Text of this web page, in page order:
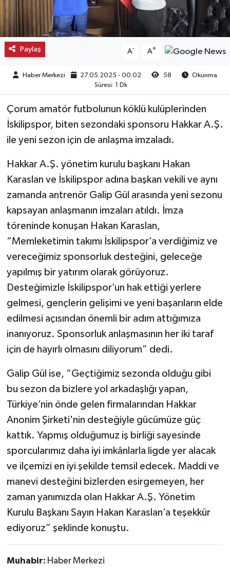
Paylaş A- A+
Haber Merkezi 27.05.2025 - 00:02 58
Okunma
Süresi: 1 Dk
Çorum amatör futbolunun köklü kulüplerinden
İskilipspor, biten sezondaki sponsoru Hakkar A.Ş.
ile yeni sezon için de anlaşma imzaladı.
Hakkar A.Ş. yönetim kurulu başkanı Hakan
Karaslan ve İskilipspor adına başkan vekili ve aynı
zamanda antrenör Galip Gül arasında yeni sezonu
kapsayan anlaşmanın imzaları atıldı. İmza
töreninde konuşan Hakan Karaslan,
“Memleketimin takımı İskilipspor’a verdiğimiz ve
vereceğimiz sponsorluk desteğini, geleceğe
yapılmış bir yatırım olarak görüyoruz.
Desteğimizle İskilipspor’un hak ettiği yerlere
gelmesi, gençlerin gelişimi ve yeni başarıların elde
edilmesi açısından önemli bir adım attığımıza
inanıyoruz. Sponsorluk anlaşmasının her iki taraf
için de hayırlı olmasını diliyorum” dedi.
Galip Gül ise, “Geçtiğimiz sezonda olduğu gibi
bu sezon da bizlere yol arkadaşlığı yapan,
Türkiye’nin önde gelen firmalarından Hakkar
Anonim Şirketi'nin desteğiyle gücümüze güç
kattık. Yapmış olduğumuz iş birliği sayesinde
sporcularımız daha iyi imkânlarla ligde yer alacak
ve ilçemizi en iyi şekilde temsil edecek. Maddi ve
manevi desteğini bizlerden esirgemeyen, her
zaman yanımızda olan Hakkar A.Ş. Yönetim
Kurulu Başkanı Sayın Hakan Karaslan’a teşekkür
ediyoruz” şeklinde konuştu.
Muhabir: Haber Merkezi
Kargı
Laçin
Mecitözü
Oğuzlar
Ortaköy
Sungurlu
Sağlık